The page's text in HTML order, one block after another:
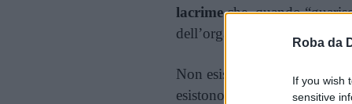
Roba da
If you wish
sensitive
lacrimeche, quando
dell’organo sessuale più
Non esistono però prove e
esistono dei luoghi comuni